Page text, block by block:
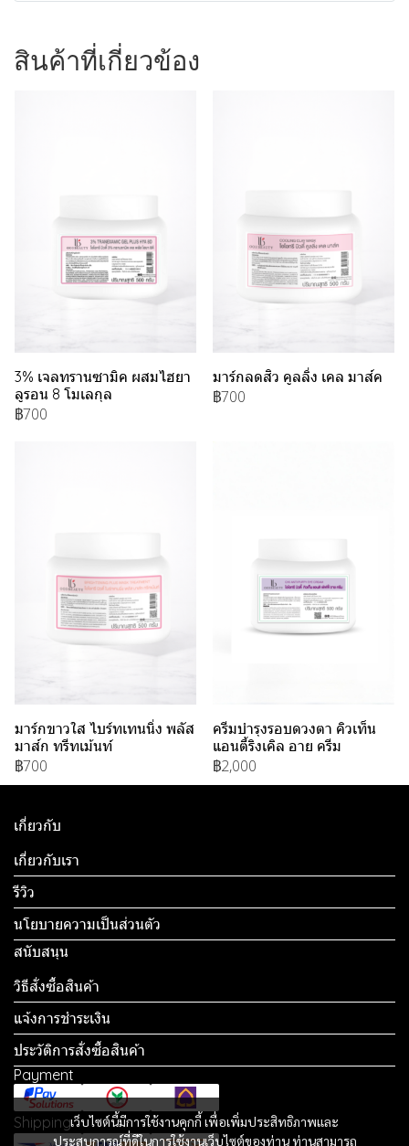
สินค้าที่เกี่ยวข้อง
3% เจลทรานซามิค ผสมไฮยา
ลูรอน 8 โมเลกุล
฿700
มาร์กลดสิว คูลลิ่ง เคล มาส์ค
฿700
มาร์กขาวใส ไบร์ทเทนนิ่ง พลัส
มาส์ก ทรีทเม้นท์
฿700
ครีมบำรุงรอบดวงตา คิวเท็น
แอนตี้ริงเคิล อาย ครีม
฿2,000
เว็บไซต์นี้มีการใช้งานคุกกี้ เพื่อเพิ่มประสิทธิภาพและ
ประสบการณ์ที่ดีในการใช้งานเว็บไซต์ของท่าน ท่านสามารถ
เกี่ยวกับ
เกี่ยวกับเรา
รีวิว
นโยบายความเป็นส่วนตัว
สนับสนุน
วิธีสั่งซื้อสินค้า
แจ้งการชำระเงิน
ประวัติการสั่งซื้อสินค้า
Payment
Shipping